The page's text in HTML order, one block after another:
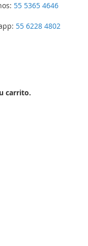
55 5365 4646
55 6228 4802
carrito.